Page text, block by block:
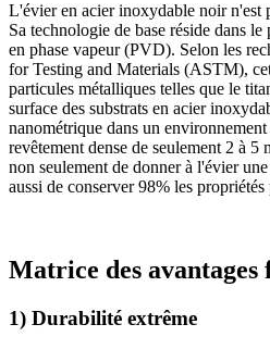
L'évier en acier inoxydable noir n'est
Sa technologie de base réside dans
en phase vapeur (PVD). Selon les
for Testing and Materials (ASTM),
particules métalliques telles que le
surface des substrats en acier
nanométrique dans un
revêtement dense de seulement 2 à 5
non seulement de donner à l'évier
aussi de conserver 98% les
Matrice des avantages
1) Durabilité extrême